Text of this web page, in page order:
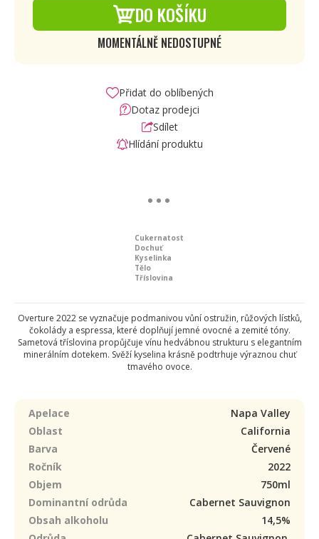
DO KOŠÍKU
MOMENTÁLNĚ NEDOSTUPNÉ
Přidat do oblíbených
Dotaz prodejci
Sdílet
Hlídání produktu
Cukernatost
Dochuť
Kyselinka
Tělo
Tříslovina
Overture 2022 se vyznačuje podmanivou vůní ostružin, růžových lístků,
čokolády a espressa, které doplňují jemné ovocné a zemité tóny.
Sametová tříslovina propůjčuje vínu hedvábnou strukturu s elegantním
minerálním dotekem. Svěží kyselina krásně podtrhuje výraznou chuť
tmavého ovoce.
Apelace
Napa Valley
Oblast
California
Barva
Červené
Ročník
2022
Objem
750ml
Dominantní odrůda
Cabernet Sauvignon
Obsah alkoholu
14,5%